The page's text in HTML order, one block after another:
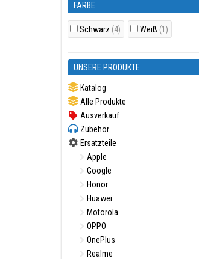
FARBE
Schwarz (4) Weiß (1)
UNSERE PRODUKTE
Katalog
Alle Produkte
Ausverkauf
Zubehör
Ersatzteile
Apple
Google
Honor
Huawei
Motorola
OPPO
OnePlus
Realme